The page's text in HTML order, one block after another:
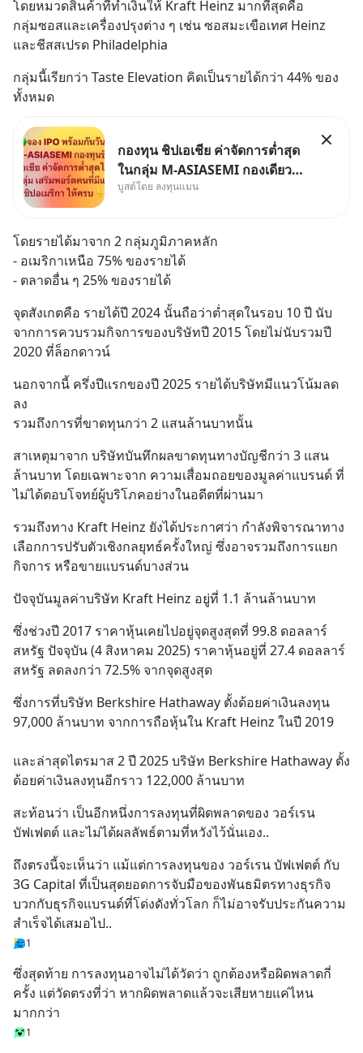
โดยหมวดสินค้าที่ทำเงินให้ Kraft Heinz มากที่สุดคือ
กลุ่มซอสและเครื่องปรุงต่าง ๆ เช่น ซอสมะเขือเทศ Heinz
และชีสสเปรด Philadelphia
กลุ่มนี้เรียกว่า Taste Elevation คิดเป็นรายได้กว่า 44% ของ
ทั้งหมด
กองทุน ชิปเอเชีย ค่าจัดการต่ำสุด
ในกลุ่ม M-ASIASEMI กองเดียว
ครบ มีทั้ง CXMT จากจีน TSMC
บูสต์โดย ลงทุนแมน
โดยรายได้มาจาก 2 กลุ่มภูมิภาคหลัก
- อเมริกาเหนือ 75% ของรายได้
- ตลาดอื่น ๆ 25% ของรายได้
จุดสังเกตคือ รายได้ปี 2024 นั้นถือว่าต่ำสุดในรอบ 10 ปี นับ
จากการควบรวมกิจการของบริษัทปี 2015 โดยไม่นับรวมปี
2020 ที่ล็อกดาวน์
นอกจากนี้ ครึ่งปีแรกของปี 2025 รายได้บริษัทมีแนวโน้มลด
ลง
รวมถึงการที่ขาดทุนกว่า 2 แสนล้านบาทนั้น
สาเหตุมาจาก บริษัทบันทึกผลขาดทุนทางบัญชีกว่า 3 แสน
ล้านบาท โดยเฉพาะจาก ความเสื่อมถอยของมูลค่าแบรนด์ ที่
ไม่ได้ตอบโจทย์ผู้บริโภคอย่างในอดีตที่ผ่านมา
รวมถึงทาง Kraft Heinz ยังได้ประกาศว่า กำลังพิจารณาทาง
เลือกการปรับตัวเชิงกลยุทธ์ครั้งใหญ่ ซึ่งอาจรวมถึงการแยก
กิจการ หรือขายแบรนด์บางส่วน
ปัจจุบันมูลค่าบริษัท Kraft Heinz อยู่ที่ 1.1 ล้านล้านบาท
ซึ่งช่วงปี 2017 ราคาหุ้นเคยไปอยู่จุดสูงสุดที่ 99.8 ดอลลาร์
สหรัฐ ปัจจุบัน (4 สิงหาคม 2025) ราคาหุ้นอยู่ที่ 27.4 ดอลลาร์
สหรัฐ ลดลงกว่า 72.5% จากจุดสูงสุด
ซึ่งการที่บริษัท Berkshire Hathaway ตั้งด้อยค่าเงินลงทุน
97,000 ล้านบาท จากการถือหุ้นใน Kraft Heinz ในปี 2019
และล่าสุดไตรมาส 2 ปี 2025 บริษัท Berkshire Hathaway ตั้ง
ด้อยค่าเงินลงทุนอีกราว 122,000 ล้านบาท
สะท้อนว่า เป็นอีกหนึ่งการลงทุนที่ผิดพลาดของ วอร์เรน
บัฟเฟตต์ และไม่ได้ผลลัพธ์ตามที่หวังไว้นั่นเอง..
ถึงตรงนี้จะเห็นว่า แม้แต่การลงทุนของ วอร์เรน บัฟเฟตต์ กับ
3G Capital ที่เป็นสุดยอดการจับมือของพันธมิตรทางธุรกิจ
บวกกับธุรกิจแบรนด์ที่โด่งดังทั่วโลก ก็ไม่อาจรับประกันความ
สำเร็จได้เสมอไป..
1
ซึ่งสุดท้าย การลงทุนอาจไม่ได้วัดว่า ถูกต้องหรือผิดพลาดกี่
ครั้ง แต่วัดตรงที่ว่า หากผิดพลาดแล้วจะเสียหายแค่ไหน
มากกว่า
1